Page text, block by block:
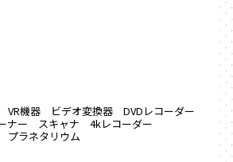
VR機器 ビデオ変換器
DVDレコーダー
ナー スキャナ
4kレコーダー
プラネタリウム